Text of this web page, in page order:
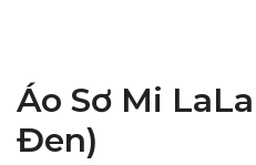
Áo Sơ Mi
Đen)